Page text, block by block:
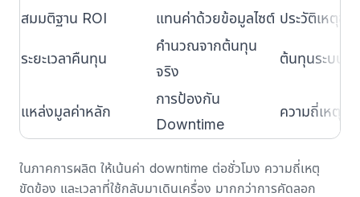
สมมติฐาน ROI
แทนค่าด้วยข้อมูลไซต์ ประวัติเหตุขัด
ระยะเวลาคืนทุน
คำนวณจากต้นทุน
จริง
ต้นทุนระบบแ
แหล่งมูลค่าหลัก
การป้องกัน
Downtime
ความถี่เหตุขั
ในภาคการผลิต ให้เน้นค่า downtime ต่อชั่วโมง ความถี่เหตุ
ขัดข้อง และเวลาที่ใช้กลับมาเดินเครื่อง มากกว่าการคัดลอก